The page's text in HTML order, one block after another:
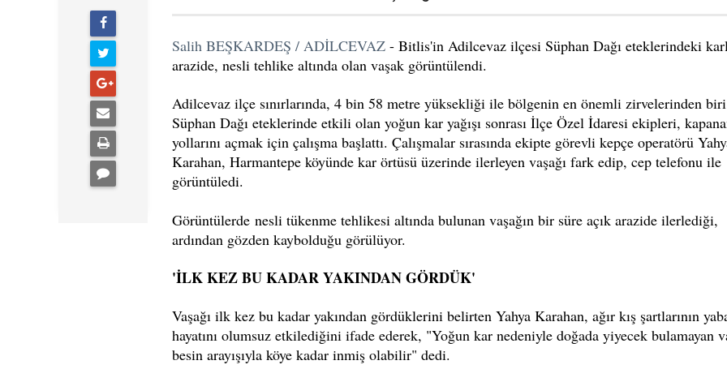
Salih BEŞKARDEŞ / ADİLCEVAZ - Bitlis'in Adilcevaz ilçesi Süphan Dağı eteklerindeki
arazide, nesli tehlike altında olan vaşak görüntülendi.
Adilcevaz ilçe sınırlarında, 4 bin 58 metre yüksekliği ile bölgenin en önemli zirvelerinden
Süphan Dağı eteklerinde etkili olan yoğun kar yağışı sonrası İlçe Özel İdaresi ekipleri,
yollarını açmak için çalışma başlattı. Çalışmalar sırasında ekipte görevli kepçe operatörü
Karahan, Harmantepe köyünde kar örtüsü üzerinde ilerleyen vaşağı fark edip, cep telefonu ile
görüntüledi.
Görüntülerde nesli tükenme tehlikesi altında bulunan vaşağın bir süre açık arazide ilerlediği,
ardından gözden kaybolduğu görülüyor.
'İLK KEZ BU KADAR YAKINDAN GÖRDÜK'
Vaşağı ilk kez bu kadar yakından gördüklerini belirten Yahya Karahan, ağır kış şartlarının
hayatını olumsuz etkilediğini ifade ederek, "Yoğun kar nedeniyle doğada yiyecek bulamayan
besin arayışıyla köye kadar inmiş olabilir" dedi.